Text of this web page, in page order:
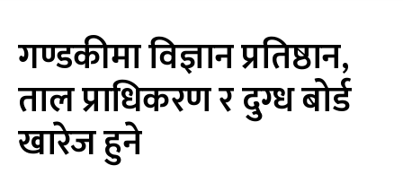
गण्डकीमा विज्ञान प्रतिष्ठान,
ताल प्राधिकरण र दुग्ध बोर्ड
खारेज हुने